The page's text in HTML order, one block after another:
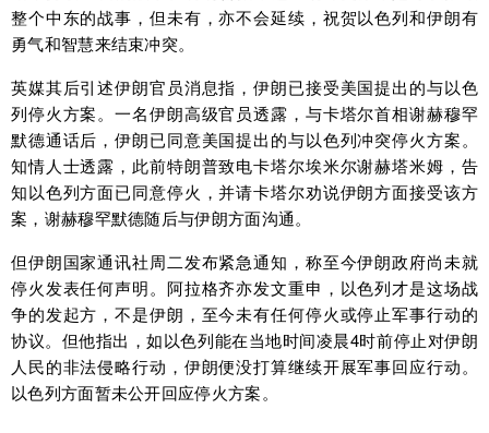
整个中东的战事，但未有，亦不会延续，祝贺以色列和伊朗有
勇气和智慧来结束冲突。
英媒其后引述伊朗官员消息指，伊朗已接受美国提出的与以色
列停火方案。一名伊朗高级官员透露，与卡塔尔首相谢赫穆罕
默德通话后，伊朗已同意美国提出的与以色列冲突停火方案。
知情人士透露，此前特朗普致电卡塔尔埃米尔谢赫塔米姆，告
知以色列方面已同意停火，并请卡塔尔劝说伊朗方面接受该方
案，谢赫穆罕默德随后与伊朗方面沟通。
但伊朗国家通讯社周二发布紧急通知，称至今伊朗政府尚未就
停火发表任何声明。阿拉格齐亦发文重申，以色列才是这场战
争的发起方，不是伊朗，至今未有任何停火或停止军事行动的
协议。但他指出，如以色列能在当地时间凌晨4时前停止对伊朗
人民的非法侵略行动，伊朗便没打算继续开展军事回应行动。
以色列方面暂未公开回应停火方案。